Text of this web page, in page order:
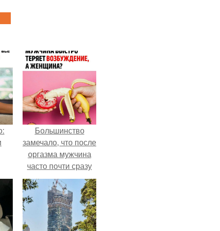
Большинство
замечало, что после
оргазма мужчина
часто почти сразу
теряет
возбуждение, тогда
как женщина может
дольше сохранять
возбуждение.